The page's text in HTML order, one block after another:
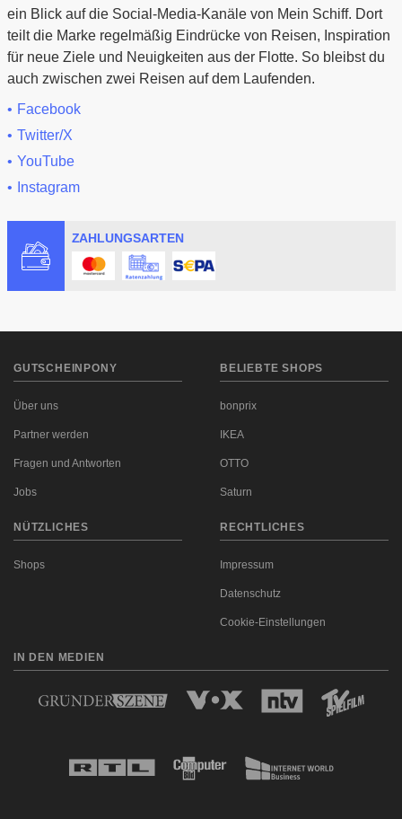
Blick auf aktuelle Deals kann sich daher lohnen.
ein Blick auf die Social-Media-Kanäle von Mein Schiff. Dort
teilt die Marke regelmäßig Eindrücke von Reisen, Inspiration
für neue Ziele und Neuigkeiten aus der Flotte. So bleibst du
auch zwischen zwei Reisen auf dem Laufenden.
Facebook
Twitter/X
YouTube
Instagram
ZAHLUNGSARTEN
GUTSCHEINPONY
Über uns
Partner werden
Fragen und Antworten
Jobs
BELIEBTE SHOPS
bonprix
IKEA
OTTO
Saturn
NÜTZLICHES
Shops
RECHTLICHES
Impressum
Datenschutz
Cookie-Einstellungen
IN DEN MEDIEN